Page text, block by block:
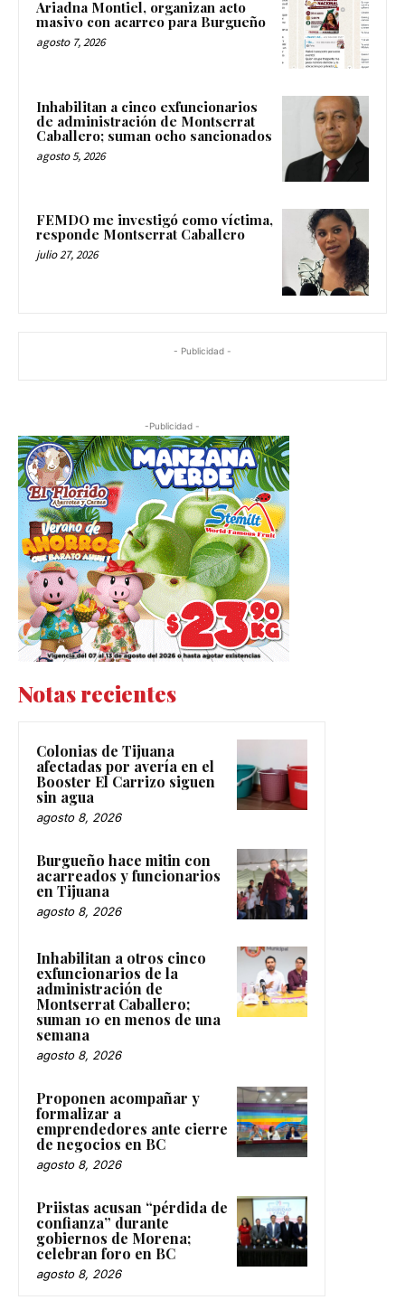
Ariadna Montiel, organizan acto
masivo con acarreo para Burgueño
agosto 7, 2026
Inhabilitan a cinco exfuncionarios
de administración de Montserrat
Caballero; suman ocho sancionados
agosto 5, 2026
FEMDO me investigó como víctima,
responde Montserrat Caballero
julio 27, 2026
- Publicidad -
-Publicidad -
Notas recientes
Colonias de Tijuana
afectadas por avería en el
Booster El Carrizo siguen
sin agua
agosto 8, 2026
Burgueño hace mitin con
acarreados y funcionarios
en Tijuana
agosto 8, 2026
Inhabilitan a otros cinco
exfuncionarios de la
administración de
Montserrat Caballero;
suman 10 en menos de una
semana
agosto 8, 2026
Proponen acompañar y
formalizar a
emprendedores ante cierre
de negocios en BC
agosto 8, 2026
Priistas acusan “pérdida de
confianza” durante
gobiernos de Morena;
celebran foro en BC
agosto 8, 2026